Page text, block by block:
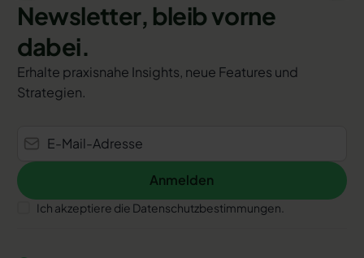
Newsletter, bleib vorne
dabei.
Erhalte praxisnahe Insights, neue Features und
Strategien.
Anmelden
Anmelden
Ich akzeptiere die Datenschutzbestimmungen.